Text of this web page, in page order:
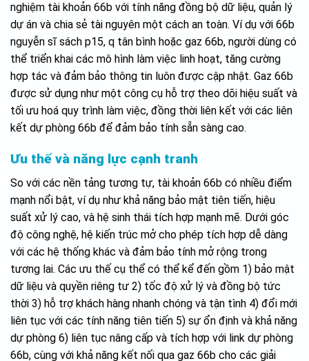
nghiệm tài khoản 66b với tính năng đồng bộ dữ liệu, quản lý
dự án và chia sẻ tài nguyên một cách an toàn. Ví dụ với 66b
nguyễn sĩ sách p15, q tân bình hoặc gaz 66b, người dùng có
thể triển khai các mô hình làm việc linh hoạt, tăng cường
hợp tác và đảm bảo thông tin luôn được cập nhật. Gaz 66b
được sử dụng như một công cụ hỗ trợ theo dõi hiệu suất và
tối ưu hoá quy trình làm việc, đồng thời liên kết với các liên
kết dự phòng 66b để đảm bảo tính sẵn sàng cao.
Ưu thế và năng lực cạnh tranh
So với các nền tảng tương tự, tài khoản 66b có nhiều điểm
mạnh nổi bật, ví dụ như khả năng bảo mật tiên tiến, hiệu
suất xử lý cao, và hệ sinh thái tích hợp mạnh mẽ. Dưới góc
độ công nghệ, hệ kiến trúc mở cho phép tích hợp dễ dàng
với các hệ thống khác và đảm bảo tính mở rộng trong
tương lai. Các ưu thế cụ thể có thể kể đến gồm 1) bảo mật
dữ liệu và quyền riêng tư 2) tốc độ xử lý và đồng bộ tức
thời 3) hỗ trợ khách hàng nhanh chóng và tận tình 4) đổi mới
liên tục với các tính năng tiên tiến 5) sự ổn định và khả năng
dự phòng 6) liên tục nâng cấp và tích hợp với link dự phòng
66b, cùng với khả năng kết nối qua gaz 66b cho các giải